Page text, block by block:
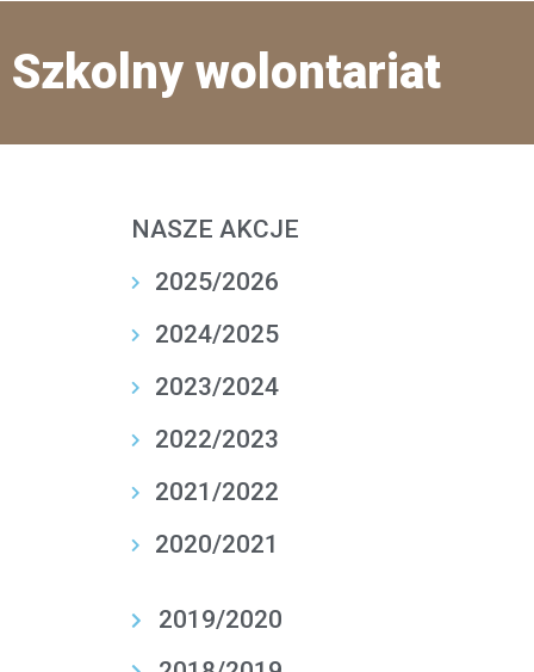
Szkolny wolontariat
NASZE AKCJE
2025/2026
2024/2025
2023/2024
2022/2023
2021/2022
2020/2021
2019/2020